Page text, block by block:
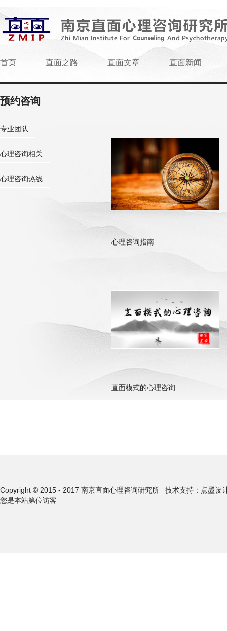
首页 直面之路 直面文章 直面新闻
预约咨询
专业团队
心理咨询相关
心理咨询热线
心理咨询指南
直面模式的心理咨询
Copyright © 2015 - 2017 南京直面心理咨询研究所 技术支持：点墨设
您是本站第位访客